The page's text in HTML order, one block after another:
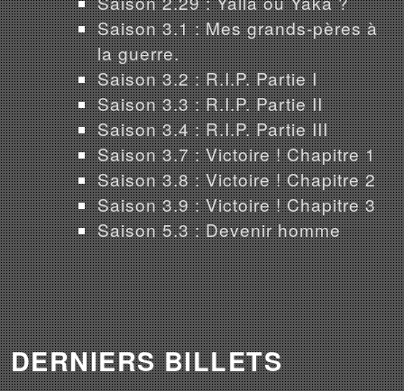
Saison 3.1 : Mes grands-pères à
la guerre.
Saison 3.2 : R.I.P. Partie I
Saison 3.3 : R.I.P. Partie II
Saison 3.4 : R.I.P. Partie III
Saison 3.7 : Victoire ! Chapitre 1
Saison 3.8 : Victoire ! Chapitre 2
Saison 3.9 : Victoire ! Chapitre 3
Saison 5.3 : Devenir homme
DERNIERS BILLETS